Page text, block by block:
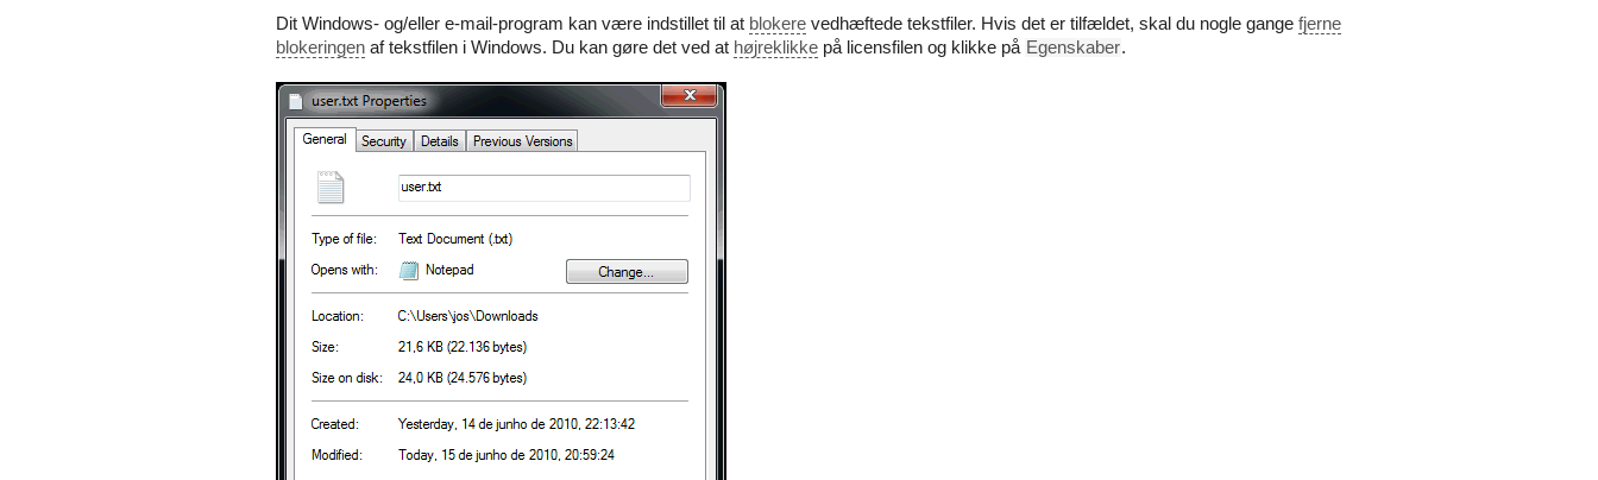
Dit Windows- og/eller e-mail-program kan være indstillet til at blokere vedhæftede tekstfiler. Hvis det er tilfældet, skal du nogle gange fjerne
blokeringen af tekstfilen i Windows. Du kan gøre det ved at højreklikke på licensfilen og klikke på Egenskaber.